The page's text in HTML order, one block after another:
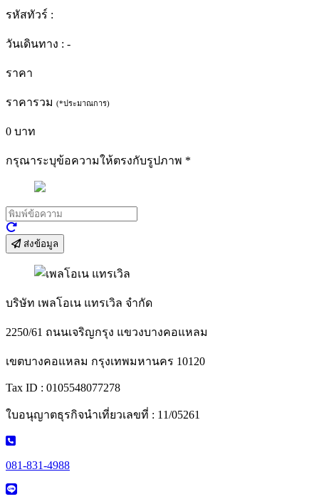
รหัสทัวร์ :
วันเดินทาง : -
ราคา
ราคารวม (*ประมาณการ)
0 บาท
กรุณาระบุข้อความให้ตรงกับรูปภาพ *
ส่งข้อมูล
บริษัท เพลโอเน แทรเวิล จำกัด
2250/61 ถนนเจริญกรุง แขวงบางคอแหลม
เขตบางคอแหลม กรุงเทพมหานคร 10120
Tax ID : 0105548077278
ใบอนุญาตธุรกิจนำเที่ยวเลขที่ : 11/05261
081-831-4988